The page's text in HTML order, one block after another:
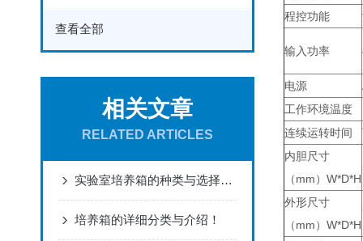
查看全部
相关文章
RELATED ARTICLES
实验室培养箱的种类与选择方法！
培养箱的详细分类与介绍！
程控功能
输入功率
电源
工作环境温度
连续运转时间
内胆尺寸
（mm）W*D*H
外形尺寸
（mm）W*D*H